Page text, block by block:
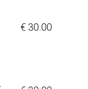
€ 30.00